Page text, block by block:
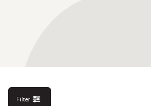
Filter